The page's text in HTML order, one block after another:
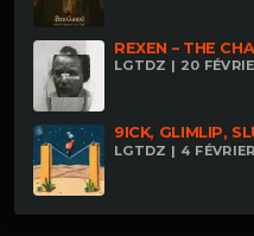
REXEN – THE
LGTDZ | 20
9ICK, GLIMLIP,
LGTDZ | 4